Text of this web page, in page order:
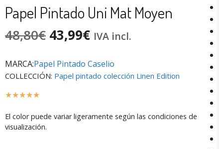
Papel Pintado Uni Mat Moyen
48,80€ 43,99€ IVA incl.
MARCA:Papel Pintado Caselio
COLLECCIÓN: Papel pintado colección Linen Edition
☆☆☆☆☆
El color puede variar ligeramente según las condiciones de
visualización.